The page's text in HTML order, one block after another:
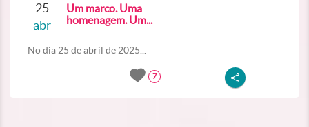
25
abr
Um marco. Uma
homenagem. Um...
No dia 25 de abril de 2025...
7